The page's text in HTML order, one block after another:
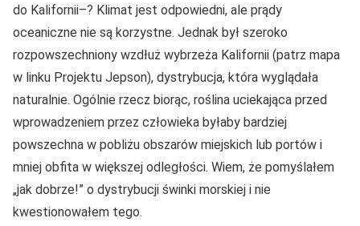
do Kalifornii–? Klimat jest odpowiedni, ale prądy
oceaniczne nie są korzystne. Jednak był szeroko
rozpowszechniony wzdłuż wybrzeża Kalifornii (patrz mapa
w linku Projektu Jepson), dystrybucja, która wyglądała
naturalnie. Ogólnie rzecz biorąc, roślina uciekająca przed
wprowadzeniem przez człowieka byłaby bardziej
powszechna w pobliżu obszarów miejskich lub portów i
mniej obfita w większej odległości. Wiem, że pomyślałem
„jak dobrze!” o dystrybucji świnki morskiej i nie
kwestionowałem tego.